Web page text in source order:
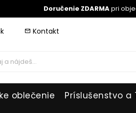
Doručenie ZDARMApri
mail_outline Kontakt
oblečenie Príslušenstvo a